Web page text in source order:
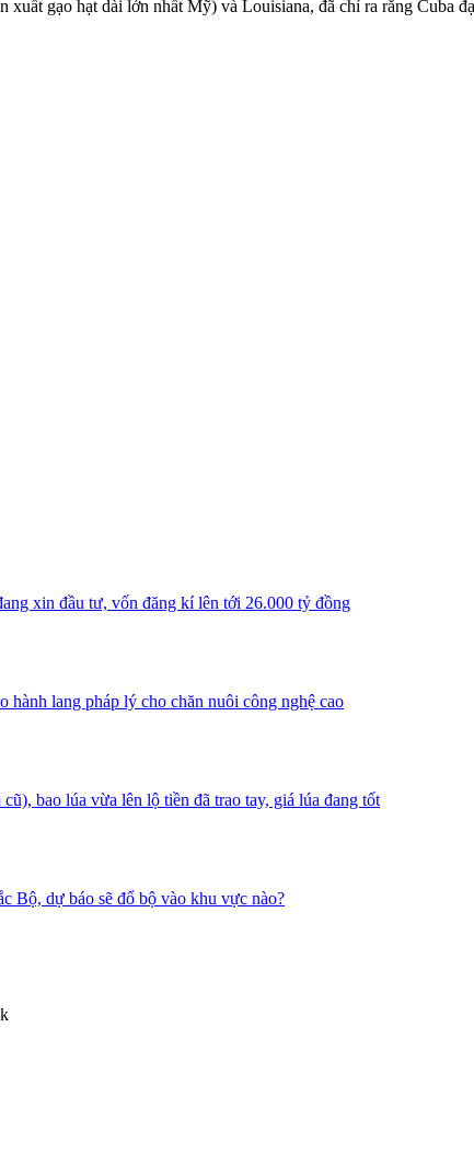
xuất gạo hạt dài lớn nhất Mỹ) và Louisiana, đã chỉ ra rằng Cuba
xin đầu tư, vốn đăng kí lên tới 26.000 tỷ đồng
lang pháp lý cho chăn nuôi công nghệ cao
bao lúa vừa lên lộ tiền đã trao tay, giá lúa đang tốt
Bộ, dự báo sẽ đổ bộ vào khu vực nào?